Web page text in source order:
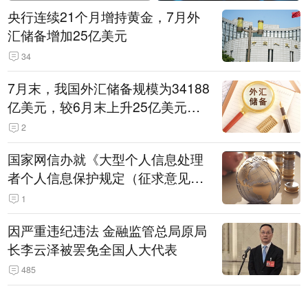
央行连续21个月增持黄金，7月外
汇储备增加25亿美元
34
7月末，我国外汇储备规模为34188
亿美元，较6月末上升25亿美元，
升幅为0.07%
2
国家网信办就《大型个人信息处理
者个人信息保护规定（征求意见
稿）》公开征求意见
1
因严重违纪违法 金融监管总局原局
长李云泽被罢免全国人大代表
485